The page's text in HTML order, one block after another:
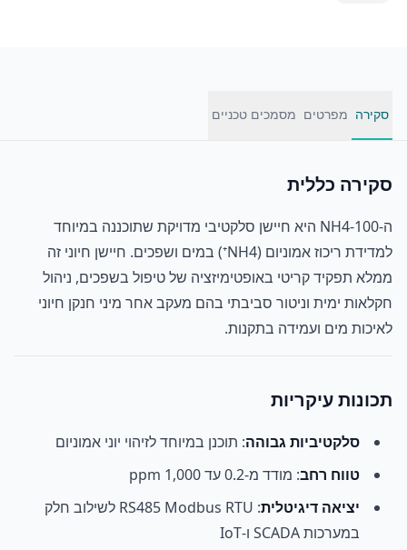
סקירה מפרטים מסמכים טכניים
סקירה כללית
ה-NH4-100 היא חיישן סלקטיבי מדויקת שתוכננה במיוחד
למדידת ריכוז אמוניום (NH4⁺) במים ושפכים. חיישן חיוני זה
ממלא תפקיד קריטי באופטימיזציה של טיפול בשפכים, ניהול
חקלאות ימית וניטור סביבתי בהם מעקב אחר מיני חנקן חיוני
לאיכות מים ועמידה בתקנות.
תכונות עיקריות
סלקטיביות גבוהה: תוכנן במיוחד לזיהוי יוני אמוניום
טווח רחב: מודד מ-0.2 עד 1,000 ppm
יציאה דיגיטלית
: RS485 Modbus RTU לשילוב חלק
במערכות SCADA ו-IoT